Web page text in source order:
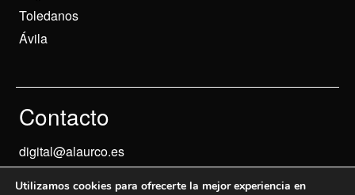
Toledanos
Ávila
Contacto
digital@alaurco.es
Utilizamos cookies para ofrecerte la mejor experiencia en